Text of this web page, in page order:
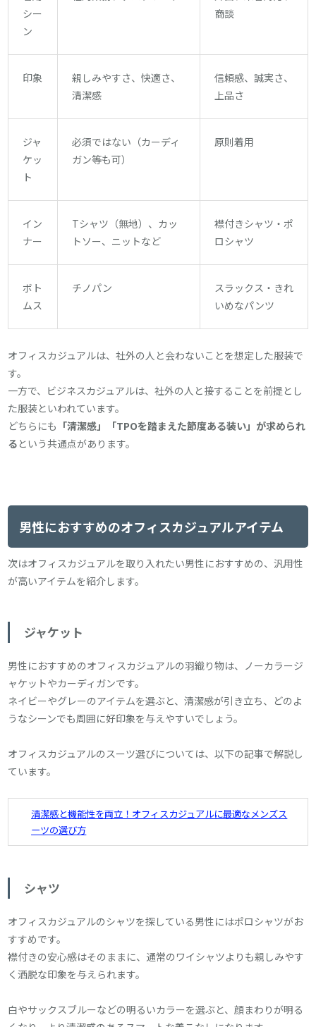
シー
ン
商談
印象
親しみやすさ、快適さ、
清潔感
信頼感、誠実さ、
上品さ
ジャ
ケッ
ト
必須ではない（カーディ
ガン等も可）
原則着用
イン
ナー
Tシャツ（無地）、カッ
トソー、ニットなど
襟付きシャツ・ポ
ロシャツ
ボト
ムス
チノパン
スラックス・きれ
いめなパンツ
オフィスカジュアルは、社外の人と会わないことを想定した服装で
す。
一方で、ビジネスカジュアルは、社外の人と接することを前提とし
た服装といわれています。
どちらにも 「清潔感」「TPOを踏まえた節度ある装い」が求められ
る という共通点があります。
男性におすすめのオフィスカジュアルアイテム
次はオフィスカジュアルを取り入れたい男性におすすめの、汎用性
が高いアイテムを紹介します。
ジャケット
男性におすすめのオフィスカジュアルの羽織り物は、ノーカラージ
ャケットやカーディガンです。
ネイビーやグレーのアイテムを選ぶと、清潔感が引き立ち、どのよ
うなシーンでも周囲に好印象を与えやすいでしょう。
オフィスカジュアルのスーツ選びについては、以下の記事で解説し
ています。
清潔感と機能性を両立！オフィスカジュアルに最適なメンズス
ーツの選び方
シャツ
オフィスカジュアルのシャツを探している男性にはポロシャツがお
すすめです。
襟付きの安心感はそのままに、通常のワイシャツよりも親しみやす
く洒脱な印象を与えられます。
白やサックスブルーなどの明るいカラーを選ぶと、顔まわりが明る